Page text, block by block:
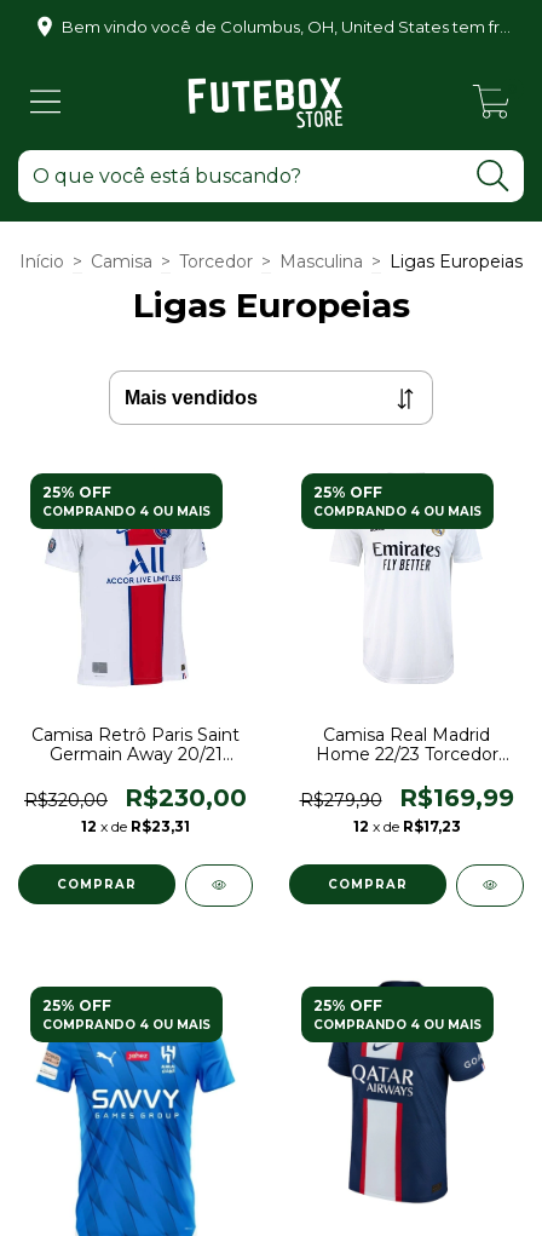
Início > Camisa > Torcedor > Masculina > Ligas Europeias
Ligas Europeias
25% OFF
COMPRANDO 4 OU MAIS
Camisa Retrô Paris Saint
Germain Away 20/21
Branco
R$320,00 R$230,00
12 x de R$23,31
COMPRAR
25% OFF
COMPRANDO 4 OU MAIS
Camisa Real Madrid
Home 22/23 Torcedor
R$279,90
R$169,99
12 x de R$17,23
COMPRAR
25% OFF
COMPRANDO 4 OU MAIS
25% OFF
COMPRANDO 4 OU MAIS